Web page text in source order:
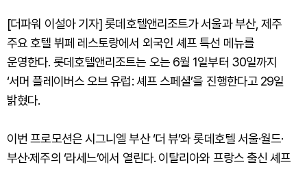
[더파워 이설아 기자] 롯데호텔앤리조트가 서울과 부산, 제주
주요 호텔 뷔페 레스토랑에서 외국인 셰프 특선 메뉴를
운영한다. 롯데호텔앤리조트는 오는 6월 1일부터 30일까지
‘서머 플레이버스 오브 유럽: 셰프 스페셜’을 진행한다고 29일
밝혔다.
이번 프로모션은 시그니엘 부산 ‘더 뷰’와 롯데호텔 서울·월드·
부산·제주의 ‘라세느’에서 열린다. 이탈리아와 프랑스 출신 셰프